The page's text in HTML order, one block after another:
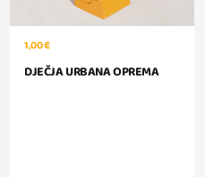
1,00 €
DJEČJA URBANA OPREMA